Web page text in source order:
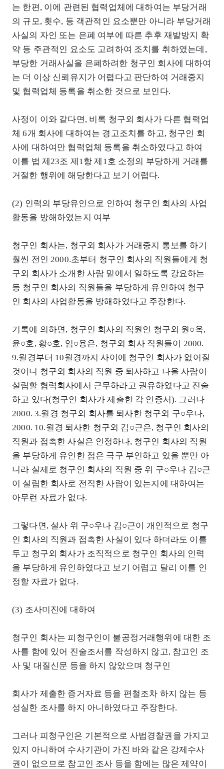
는 한편, 이에 관련된 협력업체에 대하여는 부당거래
의 규모, 횟수, 등 객관적인 요소뿐만 아니라 부당거래
사실의 자인 또는 은폐 여부에 따른 추후 재발방지 확
약 등 주관적인 요소도 고려하여 조치를 취하였는데,
부당한 거래사실을 은폐하려한 청구인 회사에 대하여
는 더 이상 신뢰유지가 어렵다고 판단하여 거래중지
및 협력업체 등록을 취소한 것으로 보인다.
사정이 이와 같다면, 비록 청구외 회사가 다른 협력업
체 6개 회사에 대하여는 경고조치를 하고, 청구인 회
사에 대하여만 협력업체 등록을 취소하였다고 하여
이를 법 제23조 제1항 제1호 소정의 부당하게 거래를
거절한 행위에 해당한다고 보기 어렵다.
(2) 인력의 부당유인으로 인하여 청구인 회사의 사업
활동을 방해하였는지 여부
청구인 회사는, 청구외 회사가 거래중지 통보를 하기
훨씬 전인 2000.초부터 청구인 회사의 직원들에게 청
구외 회사가 소개한 사람 밑에서 일하도록 강요하는
등 청구인 회사의 직원들을 부당하게 유인하여 청구
인 회사의 사업활동을 방해하였다고 주장한다.
기록에 의하면, 청구인 회사의 직원인 청구외 원○옥,
윤○호, 황○호, 임○용은, 청구외 회사 직원들이 2000.
9.월경부터 10월경까지 사이에 청구인 회사가 없어질
것이니 청구외 회사의 직원 중 퇴사하고 나올 사람이
설립할 협력회사에서 근무하라고 권유하였다고 진술
하고 있다(청구인 회사가 제출한 각 인증서). 그러나
2000. 3.월경 청구외 회사를 퇴사한 청구외 구○우나,
2000. 10.월경 퇴사한 청구외 김○근은, 청구인 회사의
직원과 접촉한 사실은 인정하나, 청구인 회사의 직원
을 부당하게 유인한 점은 극구 부인하고 있을 뿐만 아
니라 실제로 청구인 회사의 직원 중 위 구○우나 김○근
이 설립한 회사로 전직한 사람이 있는지에 대하여는
아무런 자료가 없다.
그렇다면, 설사 위 구○우나 김○근이 개인적으로 청구
인 회사의 직원과 접촉한 사실이 있다 하더라도 이를
두고 청구외 회사가 조직적으로 청구인 회사의 인력
을 부당하게 유인하였다고 보기 어렵고 달리 이를 인
정할 자료가 없다.
(3) 조사미진에 대하여
청구인 회사는 피청구인이 불공정거래행위에 대한 조
사를 함에 있어 진술조서를 작성하지 않고, 참고인 조
사 및 대질신문 등을 하지 않았으며 청구인
회사가 제출한 증거자료 등을 편철조차 하지 않는 등
성실한 조사를 하지 아니하였다고 주장한다.
그러나 피청구인은 기본적으로 사법경찰권을 가지고
있지 아니하여 수사기관이 가진 바와 같은 강제수사
권이 없으므로 참고인 조사 등을 함에는 많은 제약이